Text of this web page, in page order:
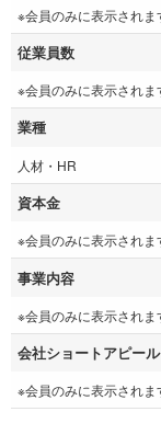
※会員のみに表示されま
従業員数
※会員のみに表示されま
業種
人材・HR
資本金
※会員のみに表示されま
事業内容
※会員のみに表示されま
会社ショートアピール
※会員のみに表示されま